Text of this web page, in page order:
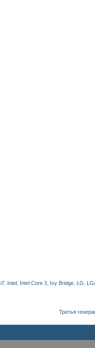
,i7 Intel Intel Core 3 Ivy Bridge LG
Третья